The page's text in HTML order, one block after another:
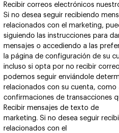
Recibir correos electrónicos
Si no desea seguir recibiendo
relacionados con el marketing,
siguiendo las instrucciones para
mensajes o accediendo a las
la página de configuración de su
incluso si opta por no recibir
podemos seguir enviándole
relacionados con su cuenta,
confirmaciones de transacciones
Recibir mensajes de texto de
marketing. Si no desea seguir
relacionados con el